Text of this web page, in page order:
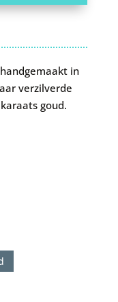
in
verzilverde
goud.